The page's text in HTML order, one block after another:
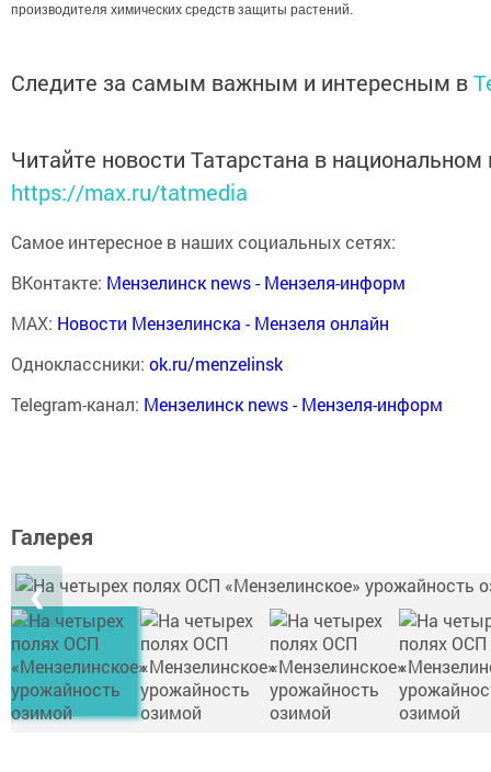
производителя химических средств защиты растений.
Следите за самым важным и интересным в
Читайте новости Татарстана в
https://max.ru/tatmedia
Самое интересное в наших социальных сетях:
ВКонтакте: Мензелинск news - Мензеля-информ
MAX: Новости Мензелинска - Мензеля онлайн
Одноклассники: ok.ru/menzelinsk
Telegram-канал: Мензелинск news - Мензеля-информ
Галерея
❮